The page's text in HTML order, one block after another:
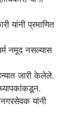
यांनी प्रमाणित
नमूद नसल्यास
जारी केलेले.
यांनी